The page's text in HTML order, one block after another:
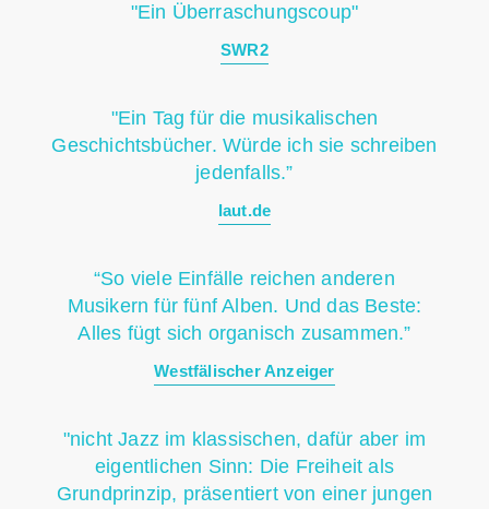
"Ein Überraschungscoup"
SWR2
"Ein Tag für die musikalischen
Geschichtsbücher. Würde ich sie schreiben
jedenfalls.”
laut.de
“So viele Einfälle reichen anderen
Musikern für fünf Alben. Und das Beste:
Alles fügt sich organisch zusammen.”
Westfälischer Anzeiger
"nicht Jazz im klassischen, dafür aber im
eigentlichen Sinn: Die Freiheit als
Grundprinzip, präsentiert von einer jungen